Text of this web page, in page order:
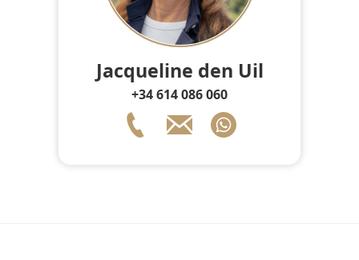
Jacqueline den Uil
+34 614 086 060